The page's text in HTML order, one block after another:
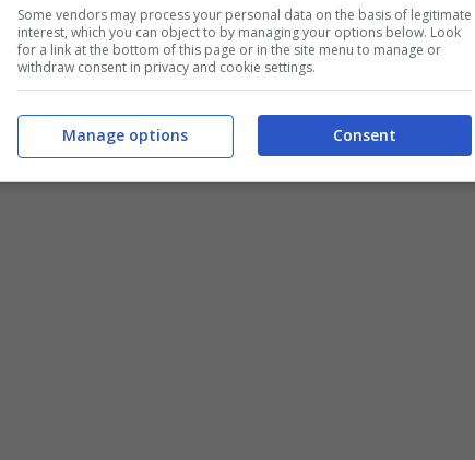
dell’avente diritto, se non vi sono state variazioni dal
Inoltre, a ciò si sommano alcune interessanti
per milioni di italiani ma, prima di vedere in
unico di cui al decreto Semplificazioni, ricordiamo
Some vendors may process your personal data on the basis of legitimate
interest, which you can object to by managing your options below. Look
for a link at the bottom of this page or in the site menu to manage or
withdraw consent in privacy and cookie settings.
Consent
Manage options